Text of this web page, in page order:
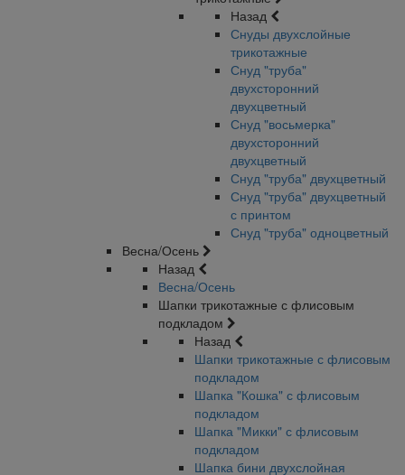
Назад
Снуды двухслойные
трикотажные
Снуд "труба"
двухсторонний
двухцветный
Снуд "восьмерка"
двухсторонний
двухцветный
Снуд "труба" двухцветный
Снуд "труба" двухцветный
с принтом
Снуд "труба" одноцветный
Весна/Осень
Назад
Весна/Осень
Шапки трикотажные с флисовым
подкладом
Назад
Шапки трикотажные с флисовым
подкладом
Шапка "Кошка" с флисовым
подкладом
Шапка "Микки" с флисовым
подкладом
Шапка бини двухслойная